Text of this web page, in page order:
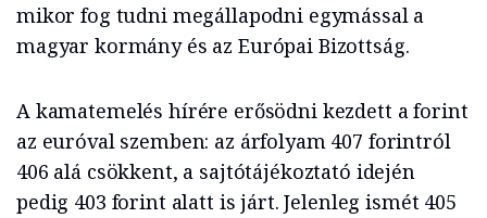
mikor fog tudni megállapodni egymással a
magyar kormány és az Európai Bizottság.
A kamatemelés hírére erősödni kezdett a forint
az euróval szemben: az árfolyam 407 forintról
406 alá csökkent, a sajtótájékoztató idején
pedig 403 forint alatt is járt. Jelenleg ismét 405